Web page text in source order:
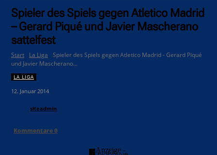
Spieler des Spiels gegen Atletico Madrid
– Gerard Piqué und Javier Mascherano
sattelfest
Start La Liga
Spieler des Spiels gegen Atletico Madrid - Gerard Piqué
und Javier Mascherano...
LA LIGA
12. Januar 2014
siteadmin
Kommentare0
- Anzeige -